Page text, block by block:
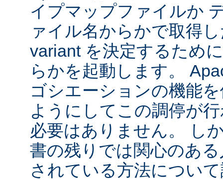
イプマップファイルか
ァイル名からかで取得
variant を決定するため
らかを起動します。
ゴシエーションの機能
ようにしてこの調停が
必要はありません。 し
書の残りでは関心のあ
されている方法につい